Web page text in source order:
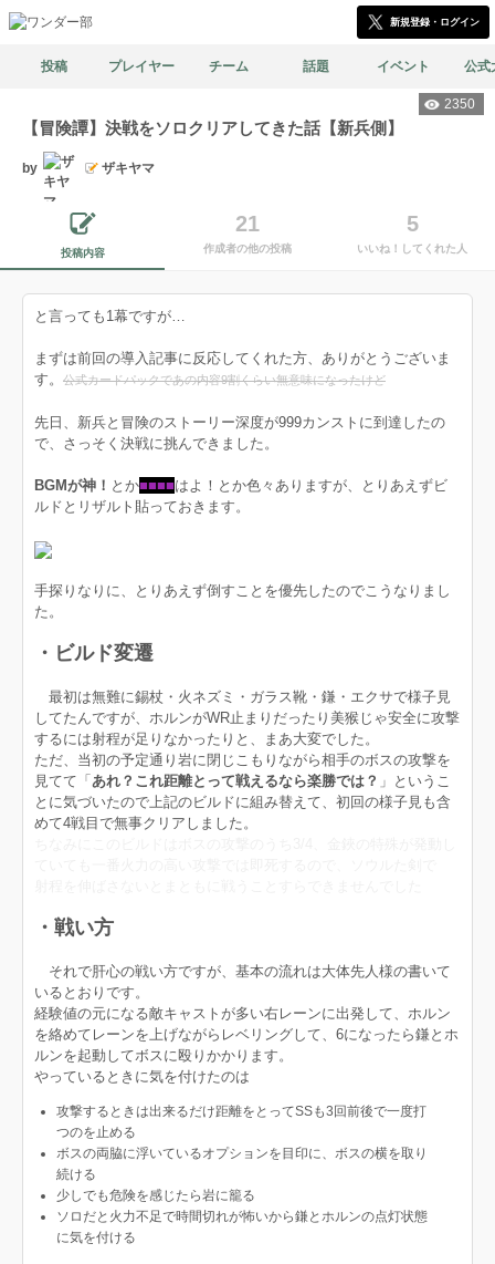
新規登録・ログイン
投稿 プレイヤー チーム 話題 イベント 公式
2350
【冒険譚】決戦をソロクリアしてきた話【新兵側】
by ザキヤマ
投稿内容
21
作成者の他の投稿
5
いいね！してくれた人
と言っても1幕ですが…
まずは前回の導入記事に反応してくれた方、ありがとうございま
す。
公式カードパックであの内容9割くらい無意味になったけど
先日、新兵と冒険のストーリー深度が999カンストに到達したの
で、さっそく決戦に挑んできました。
BGMが神！ とか■■■■はよ！とか色々ありますが、とりあえずビ
ルドとリザルト貼っておきます。
手探りなりに、とりあえず倒すことを優先したのでこうなりまし
た。
・ビルド変遷
最初は無難に錫杖・火ネズミ・ガラス靴・鎌・エクサで様子見
してたんですが、ホルンがWR止まりだったり美猴じゃ安全に攻撃
するには射程が足りなかったりと、まあ大変でした。
ただ、当初の予定通り岩に閉じこもりながら相手のボスの攻撃を
見てて「 あれ？これ距離とって戦えるなら楽勝では？ 」というこ
とに気づいたので上記のビルドに組み替えて、初回の様子見も含
めて4戦目で無事クリアしました。
・戦い方
それで肝心の戦い方ですが、基本の流れは大体先人様の書いて
いるとおりです。
経験値の元になる敵キャストが多い右レーンに出発して、ホルン
を絡めてレーンを上げながらレベリングして、6になったら鎌とホ
ルンを起動してボスに殴りかかります。
やっているときに気を付けたのは
攻撃するときは出来るだけ距離をとってSSも3回前後で一度打
つのを止める
ボスの両脇に浮いているオプションを目印に、ボスの横を取り
続ける
少しでも危険を感じたら岩に籠る
ソロだと火力不足で時間切れが怖いから鎌とホルンの点灯状態
に気を付ける